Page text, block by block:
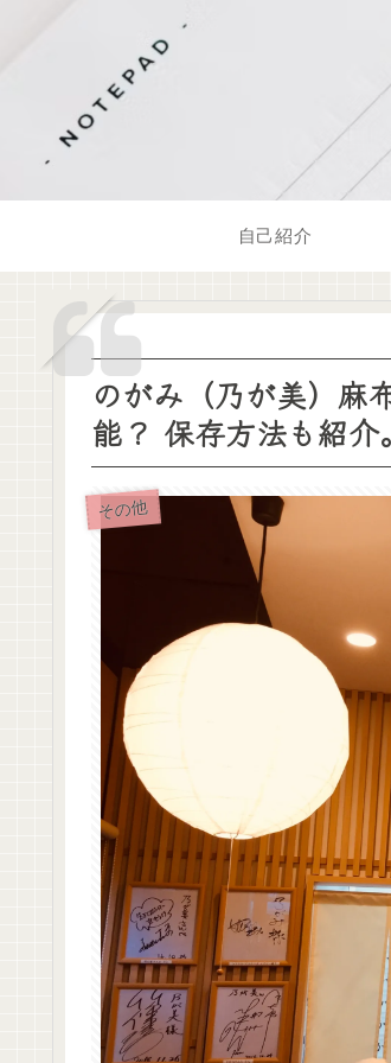
自己紹介
のがみ（乃が美）麻
能？ 保存方法も紹介。
その他